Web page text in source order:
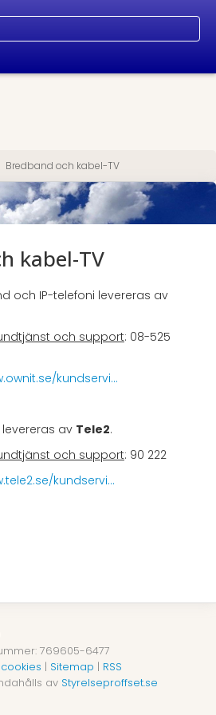
Bredband och kabel-TV
kabel-TV
och IP-telefoni levereras av
och support: 08-525
kundservi...
av Tele2.
och support: 90 222
kundservi...
769605-6477
| Sitemap | RSS
av Styrelseproffset.se